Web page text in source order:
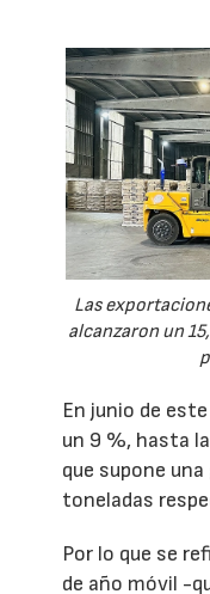
Las
alcanzaron un
En junio de
un 9 %, hasta
que supone
toneladas
Por lo que se
de año móvil -